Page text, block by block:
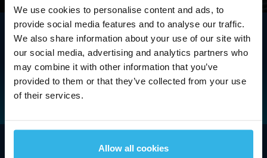
We use cookies to personalise content and ads, to
provide social media features and to analyse our traffic.
We also share information about your use of our site with
our social media, advertising and analytics partners who
may combine it with other information that you’ve
provided to them or that they’ve collected from your use
of their services.
Allow all cookies
斯泰必鲁斯集团简介